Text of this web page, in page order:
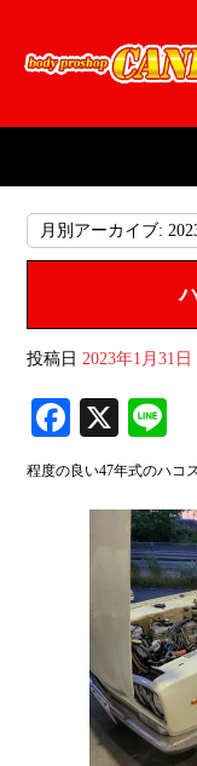
月別アーカイブ:
投稿日 2023年1月31日
Fa
ce
X
程度の良い47年式のハコ